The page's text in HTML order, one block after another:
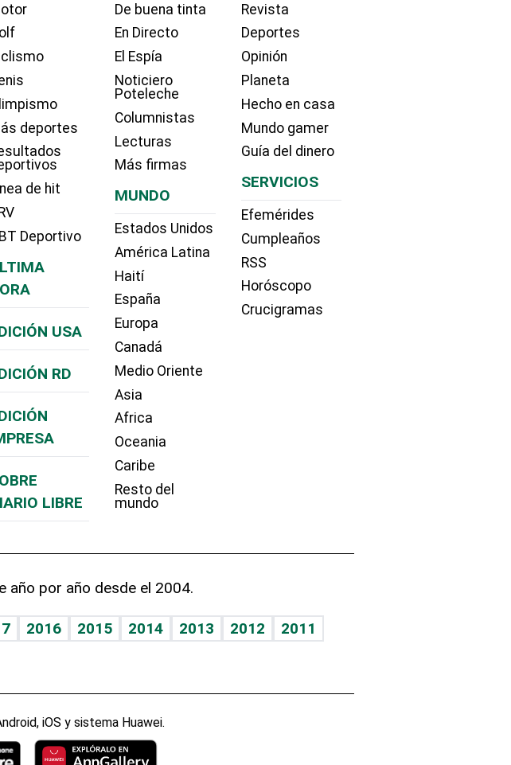
deportes
de hit
Deportivo
USA
RD
LIBRE
De buena tinta
En Directo
El Espía
Noticiero
Poteleche
Columnistas
Lecturas
Más firmas
MUNDO
Estados Unidos
América Latina
Haití
España
Europa
Canadá
Medio Oriente
Asia
Africa
Oceania
Caribe
Resto del
mundo
Revista
Deportes
Opinión
Planeta
Hecho en casa
Mundo gamer
Guía del dinero
SERVICIOS
Efemérides
Cumpleaños
RSS
Horóscopo
Crucigramas
año por año desde el 2004.
2016 2015 2014 2013 2012
2011
iOS y sistema Huawei.